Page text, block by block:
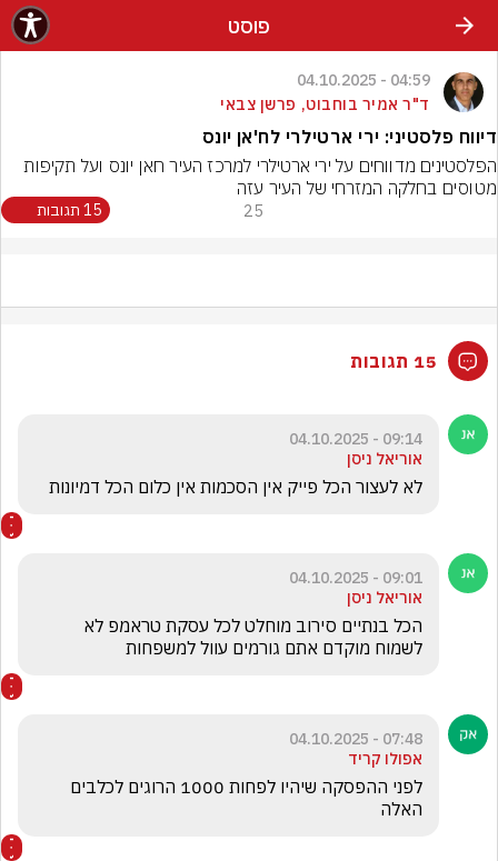
פוסט
04:59 - 04.10.2025
ד"ר אמיר בוחבוט, פרשן צבאי
דיווח פלסטיני: ירי ארטילרי לח'אן יונס
הפלסטינים מדווחים על ירי ארטילרי למרכז העיר חאן יונס ועל תקיפות
מטוסים בחלקה המזרחי של העיר עזה
25 15 תגובות
15 תגובות
09:14 - 04.10.2025
אוריאל ניסן
לא לעצור הכל פייק אין הסכמות אין כלום הכל דמיונות
09:01 - 04.10.2025
אוריאל ניסן
לשמוח מוקדם אתם גורמים עוול למשפחות
07:48 - 04.10.2025
אפולו קריד
האלה